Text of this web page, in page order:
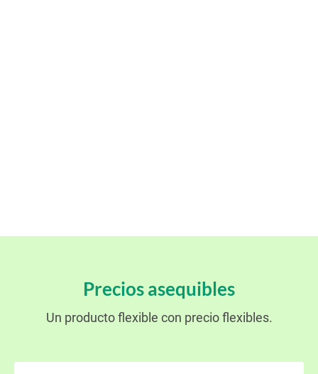
Precios asequibles
Un producto flexible con precio flexibles.